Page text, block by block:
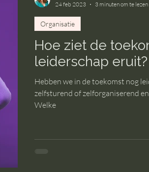
Hoe ziet de
leiderschap eruit?
Hebben we in de toekomst nog leidinggevenden of is elke organisatie
zelfsturend of zelforganiserend
Welke
Organisatie
24 feb 2023
3 minuten om te lezen